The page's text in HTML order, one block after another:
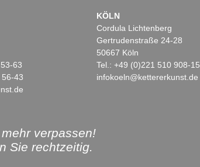
63
43
KÖLN
Cordula Lichtenberg
Gertrudenstraße 24-28
50667 Köln
Tel.: +49 (0)221 510 908-15
infokoeln@kettererkunst.de
verpassen!
Sie rechtzeitig.